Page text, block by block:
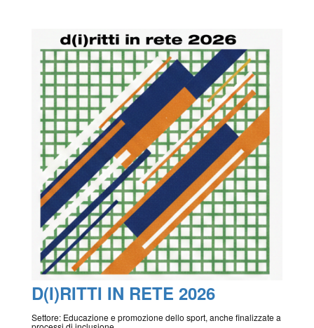
D(I)RITTI IN RETE 2026
Settore: Educazione e promozione dello sport, anche finalizzate a